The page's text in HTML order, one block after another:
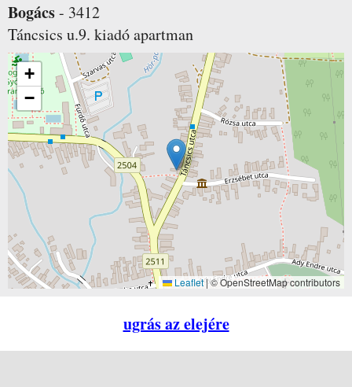
Bogács- 3412
Táncsics u.9. kiadó apartman
+
−
Leaflet|© OpenStreetMap contributors
ugrás az elejére